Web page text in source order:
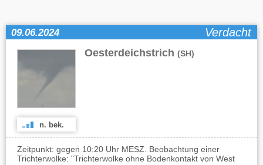
09.06.2024 Verdacht
Oesterdeichstrich (SH)
n. bek.
Zeitpunkt: gegen 10:20 Uhr MESZ. Beobachtung einer
Trichterwolke: "Trichterwolke ohne Bodenkontakt von West